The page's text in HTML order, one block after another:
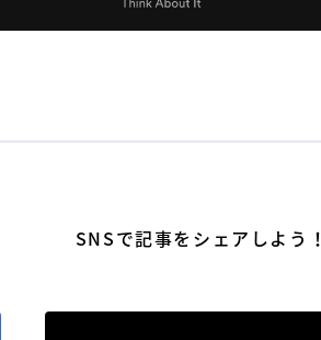
SNSで記事をシェアしよう！